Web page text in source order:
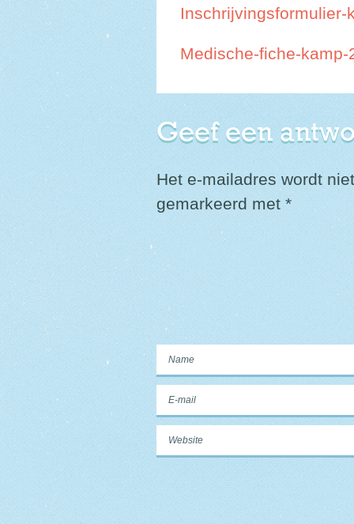
Inschrijvingsformulier-
Medische-fiche-kamp-
Geef een
Het e-mailadres wordt
gemarkeerd met*